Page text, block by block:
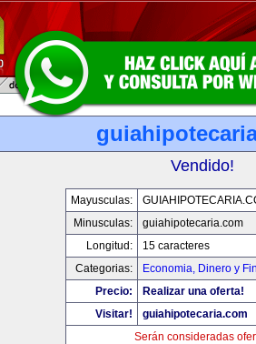
Vendido!
Mayusculas:
Minusculas:
guiahipotecaria.com
Longitud:
15 caracteres
Categorias:
Economia, Dinero y
Precio:
Realizar una oferta!
Visitar!
guiahipotecaria.com
Serán consideradas